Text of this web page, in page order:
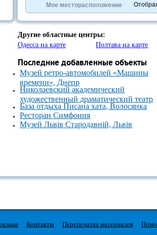
OpenStreetMapcontributors.
»
Мое месторасположение
Другие областные центры:
Одесса на карте
Полтава на карте
Последние добавленные объекты
Музей ретро-автомобилей «Машины
времени», Днепр
Николаевский академический
художественный драматический театр
База отдыха Писана хата, Волосянка
Ресторан Симфония
Музей Львів Стародавній, Львів
Контакты Перепечатка материалов